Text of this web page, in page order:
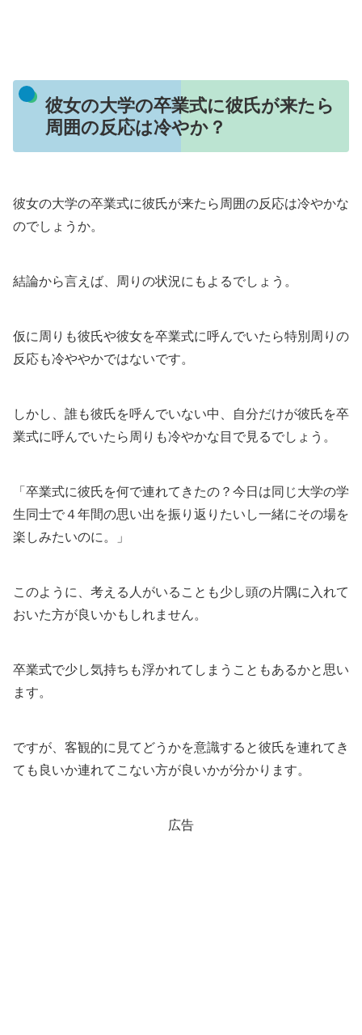
彼女の大学の卒業式に彼氏が来たら
周囲の反応は冷やか？
彼女の大学の卒業式に彼氏が来たら周囲の反応は冷やかな
のでしょうか。
結論から言えば、周りの状況にもよるでしょう。
仮に周りも彼氏や彼女を卒業式に呼んでいたら特別周りの
反応も冷ややかではないです。
しかし、誰も彼氏を呼んでいない中、自分だけが彼氏を卒
業式に呼んでいたら周りも冷やかな目で見るでしょう。
「卒業式に彼氏を何で連れてきたの？今日は同じ大学の学
生同士で４年間の思い出を振り返りたいし一緒にその場を
楽しみたいのに。」
このように、考える人がいることも少し頭の片隅に入れて
おいた方が良いかもしれません。
卒業式で少し気持ちも浮かれてしまうこともあるかと思い
ます。
ですが、客観的に見てどうかを意識すると彼氏を連れてき
ても良いか連れてこない方が良いかが分かります。
広告